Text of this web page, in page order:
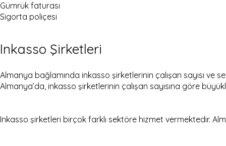
Gümrük faturası
Sigorta poliçesi
Inkasso Şirketleri
Almanya bağlamında inkasso şirketlerinin çalışan sayısı ve
Almanya’da, inkasso şirketlerinin çalışan sayısına göre
Inkasso şirketleri birçok farklı sektöre hizmet vermektedir.